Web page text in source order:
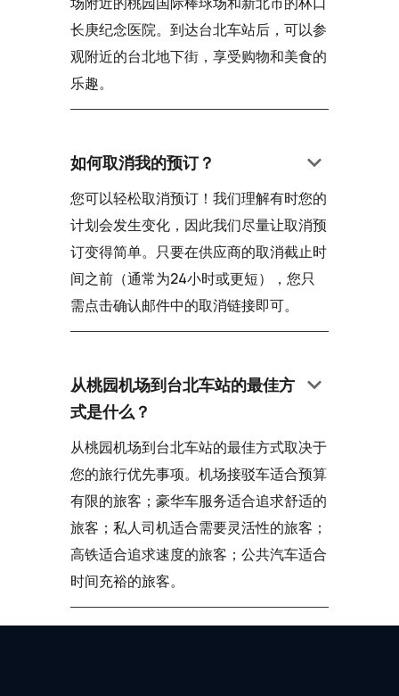
长庚纪念医院。到达台北车站后，可以参
观附近的台北地下街，享受购物和美食的
乐趣。
如何取消我的预订？ keyboard_arrow_down
您可以轻松取消预订！我们理解有时您的
计划会发生变化，因此我们尽量让取消预
订变得简单。只要在供应商的取消截止时
间之前（通常为24小时或更短），您只
需点击确认邮件中的取消链接即可。
从桃园机场到台北车站的最佳方
式是什么？
keyboard_arrow_down
从桃园机场到台北车站的最佳方式取决于
您的旅行优先事项。机场接驳车适合预算
有限的旅客；豪华车服务适合追求舒适的
旅客；私人司机适合需要灵活性的旅客；
高铁适合追求速度的旅客；公共汽车适合
时间充裕的旅客。